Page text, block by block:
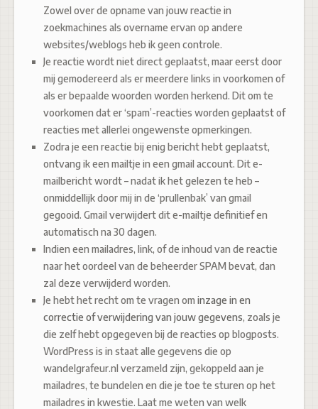
Zowel over de opname van jouw reactie in
zoekmachines als overname ervan op andere
websites/weblogs heb ik geen controle.
Je reactie wordt niet direct geplaatst, maar eerst door
mij gemodereerd als er meerdere links in voorkomen of
als er bepaalde woorden worden herkend. Dit om te
voorkomen dat er ‘spam’-reacties worden geplaatst of
reacties met allerlei ongewenste opmerkingen.
Zodra je een reactie bij enig bericht hebt geplaatst,
ontvang ik een mailtje in een gmail account. Dit e-
mailbericht wordt – nadat ik het gelezen te heb –
onmiddellijk door mij in de ‘prullenbak’ van gmail
gegooid. Gmail verwijdert dit e-mailtje definitief en
automatisch na 30 dagen.
Indien een mailadres, link, of de inhoud van de reactie
naar het oordeel van de beheerder SPAM bevat, dan
zal deze verwijderd worden.
Je hebt het recht om te vragen om inzage in en
correctie of verwijdering van jouw gegevens, zoals je
die zelf hebt opgegeven bij de reacties op blogposts.
WordPress is in staat alle gegevens die op
wandelgrafeur.nl verzameld zijn, gekoppeld aan je
mailadres, te bundelen en die je toe te sturen op het
mailadres in kwestie. Laat me weten van welk